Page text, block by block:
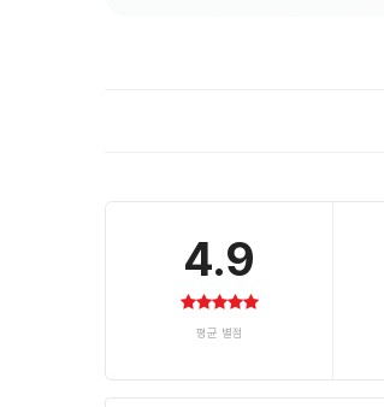
4.9
평균 별점